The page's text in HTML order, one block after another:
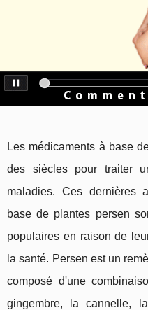
Les médicaments à base
des siècles pour traiter
maladies. Ces dernières
base de plantes persen
populaires en raison de
la santé. Persen est un
composé d'une
gingembre, la cannelle,